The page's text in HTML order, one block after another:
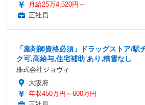
月給25万4,520円～
正社員
「薬剤師資格必須」ドラッグストア/駅
ク可,高給与,住宅補助 あり,積雪なし
株式会社ジョヴィ
大阪府
年収450万円～600万円